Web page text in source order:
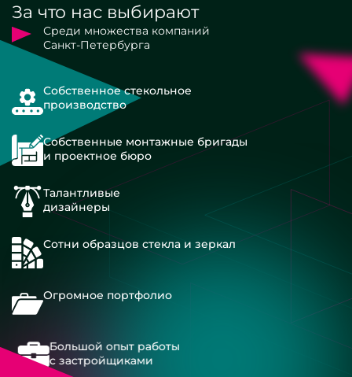
За что нас выбирают
Среди множества компаний
Санкт-Петербурга
Собственное стекольное
производство
Собственные монтажные бригады
и проектное бюро
Талантливые
дизайнеры
Сотни образцов стекла и зеркал
Огромное портфолио
Большой опыт работы
с застройщиками